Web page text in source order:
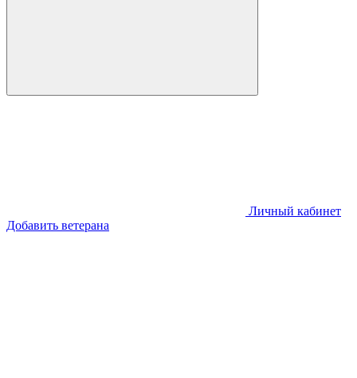
Личный кабинет
Добавить ветерана